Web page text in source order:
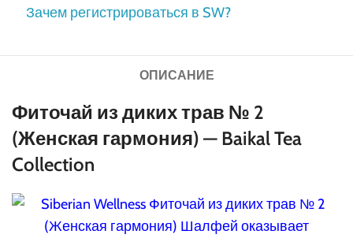
Зачем регистрироваться в SW?
ОПИСАНИЕ
Фиточай из диких трав № 2
(Женская гармония) — Baikal Tea
Collection